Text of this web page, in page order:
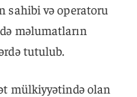
sahibi və operatoru
məlumatların
tutulub.
mülkiyyətində olan